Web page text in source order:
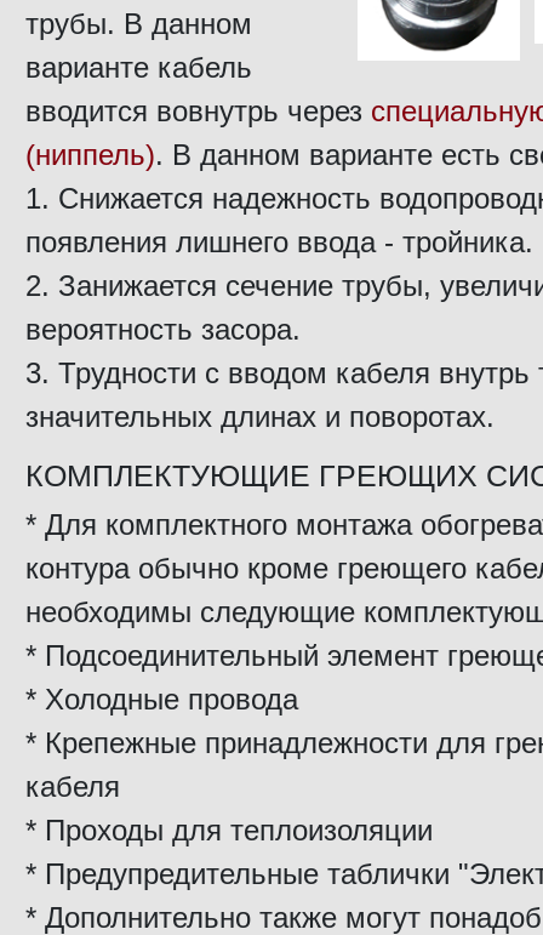
трубы. В данном
варианте кабель
вводится вовнутрь через
(ниппель). В данном варианте есть
1. Снижается надежность
появления лишнего ввода - тройника.
2. Занижается сечение трубы,
вероятность засора.
3. Трудности с вводом кабеля внутрь
значительных длинах и поворотах.
КОМПЛЕКТУЮЩИЕ ГРЕЮЩИХ
* Для комплектного монтажа
контура обычно кроме греющего
необходимы следующие
* Подсоединительный элемент
* Холодные провода
* Крепежные принадлежности для
кабеля
* Проходы для теплоизоляции
* Предупредительные таблички
* Дополнительно также могут